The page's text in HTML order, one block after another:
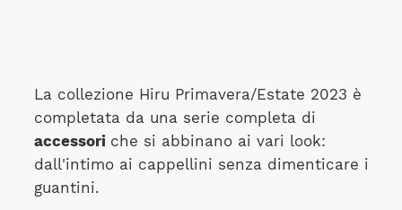
La collezione Hiru Primavera/Estate 2023 è
completata da una serie completa di
accessori che si abbinano ai vari look:
dall'intimo ai cappellini senza dimenticare i
guantini.